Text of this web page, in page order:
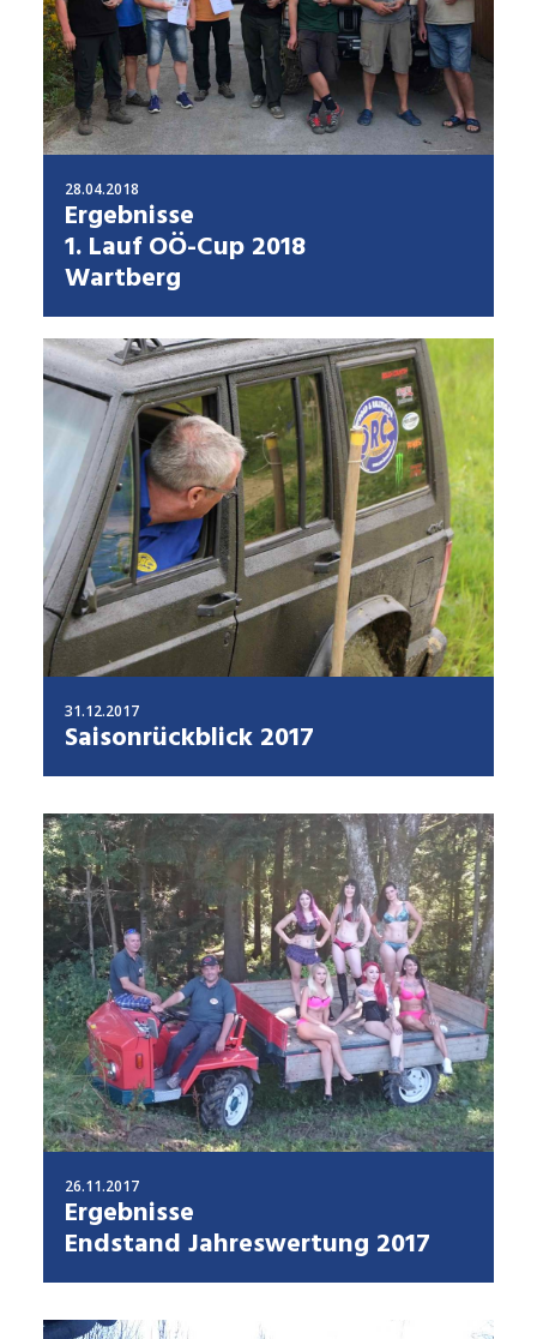
28.04.2018
Ergebnisse
1. Lauf OÖ-Cup 2018
Wartberg
31.12.2017
Saisonrückblick 2017
26.11.2017
Ergebnisse
Endstand Jahreswertung 2017